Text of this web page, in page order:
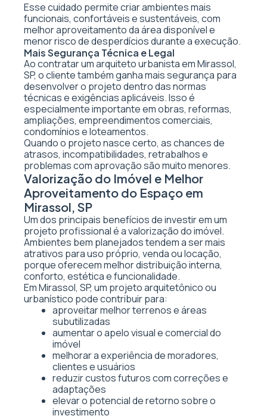
Esse cuidado permite criar ambientes mais
funcionais, confortáveis e sustentáveis, com
melhor aproveitamento da área disponível e
menor risco de desperdícios durante a execução.
Mais Segurança Técnica e Legal
Ao contratar um arquiteto urbanista em Mirassol,
SP, o cliente também ganha mais segurança para
desenvolver o projeto dentro das normas
técnicas e exigências aplicáveis. Isso é
especialmente importante em obras, reformas,
ampliações, empreendimentos comerciais,
condomínios e loteamentos.
Quando o projeto nasce certo, as chances de
atrasos, incompatibilidades, retrabalhos e
problemas com aprovação são muito menores.
Valorização do Imóvel e Melhor
Aproveitamento do Espaço em
Mirassol, SP
Um dos principais benefícios de investir em um
projeto profissional é a valorização do imóvel.
Ambientes bem planejados tendem a ser mais
atrativos para uso próprio, venda ou locação,
porque oferecem melhor distribuição interna,
conforto, estética e funcionalidade.
Em Mirassol, SP, um projeto arquitetônico ou
urbanístico pode contribuir para:
aproveitar melhor terrenos e áreas
subutilizadas
aumentar o apelo visual e comercial do
imóvel
melhorar a experiência de moradores,
clientes e usuários
reduzir custos futuros com correções e
adaptações
elevar o potencial de retorno sobre o
investimento